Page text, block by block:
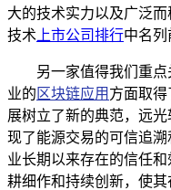
大的技术实力以及广泛
技术 上市公司排行中名列
另一家值得我们重
业的 区块链应用 方面取
展树立了新的典范，远
现了能源交易的可信追
业长期以来存在的信任
耕细作和持续创新，使